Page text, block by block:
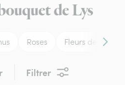
de Lys
Roses Fleurs de saison
Filtrer